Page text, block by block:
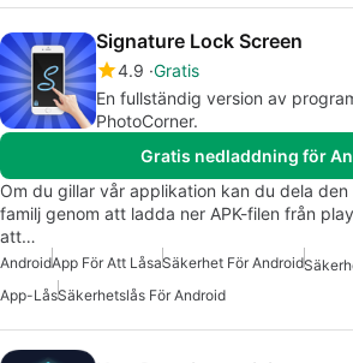
Signature Lock Screen
4.9 Gratis
En fullständig version av
PhotoCorner.
Gratis nedladdning för
Om du gillar vår applikation kan du dela
familj genom att ladda ner APK-filen från
att…
AndroidApp För Att LåsaSäkerhet För Android
App-LåsSäkerhetslås För Android